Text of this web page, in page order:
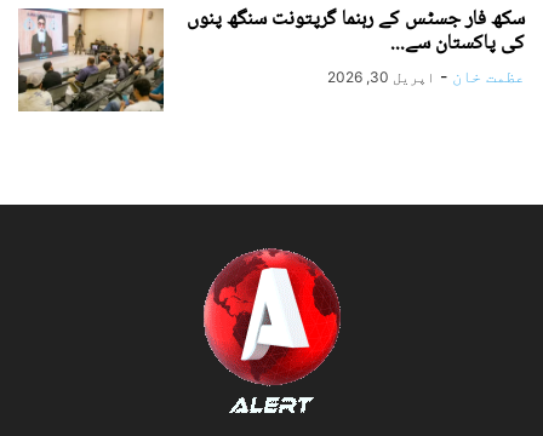
سکھ فار جسٹس کے رہنما گرپتونت سنگھ پنوں
کی پاکستان سے...
عظمت خان - اپریل 30, 2026